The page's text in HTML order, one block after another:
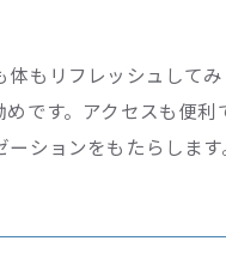
もリフレッシュして
です。アクセスも便
ションをもたらします